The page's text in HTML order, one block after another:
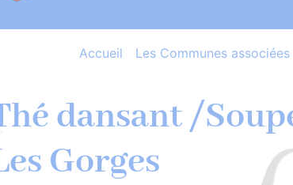
Accueil Les Communes associées
dansant /
Gorges